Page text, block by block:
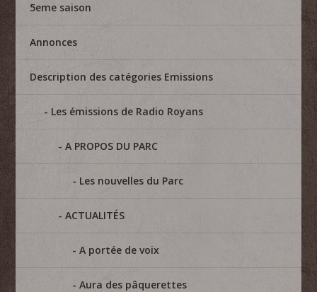
5eme saison
Annonces
Description des catégories Emissions
Les émissions de Radio Royans
A PROPOS DU PARC
Les nouvelles du Parc
ACTUALITÉS
A portée de voix
Aura des pâquerettes